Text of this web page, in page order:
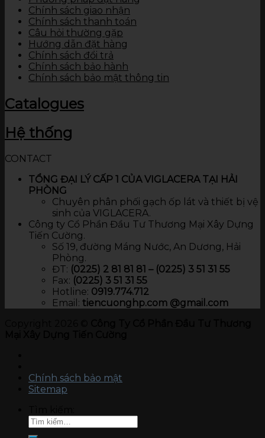
Chính sách giao nhận
Chính sách thanh toán
Câu hỏi thường gặp
Hướng dẫn đặt hàng
Chính sách đổi trả
Chính sách bảo hành
Chính sách bảo mật thông tin
Catalogues
Hệ thống
CONTACT
TỔNG ĐẠI LÝ CẤP 1 CỦA VIGLACERA TẠI HẢI
PHÒNG
Chuyên phân phối gạch ốp lát và thiết bị vệ
sinh của VIGLACERA.
Công ty Cổ Phần Đầu Tư Thương Mại Xây Dựng
Tiến Cường.
Số 19, đường Máng Nước, An Dương, Hải
Phòng.
ĐT: (0225) 2 81 81 81 – (0225) 3 51 31 55
Fax: (0225) 3 51 31 55
Hotline: 0919.774.712​
Email: tiencuonghp.com @gmail.com
Chính sách bảo mật
Sitemap